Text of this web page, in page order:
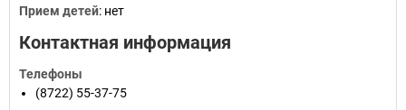
Прием детей: нет
Контактная информация
Телефоны
(8722) 55-37-75